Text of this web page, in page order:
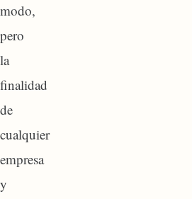
modo,
pero
la
finalidad
de
cualquier
empresa
y